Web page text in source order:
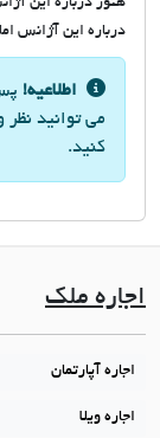
درباره این آژانس
اطلاعیه!
می توانید نظر
کنید.
اجاره ملک
اجاره آپارتمان
اجاره ویلا